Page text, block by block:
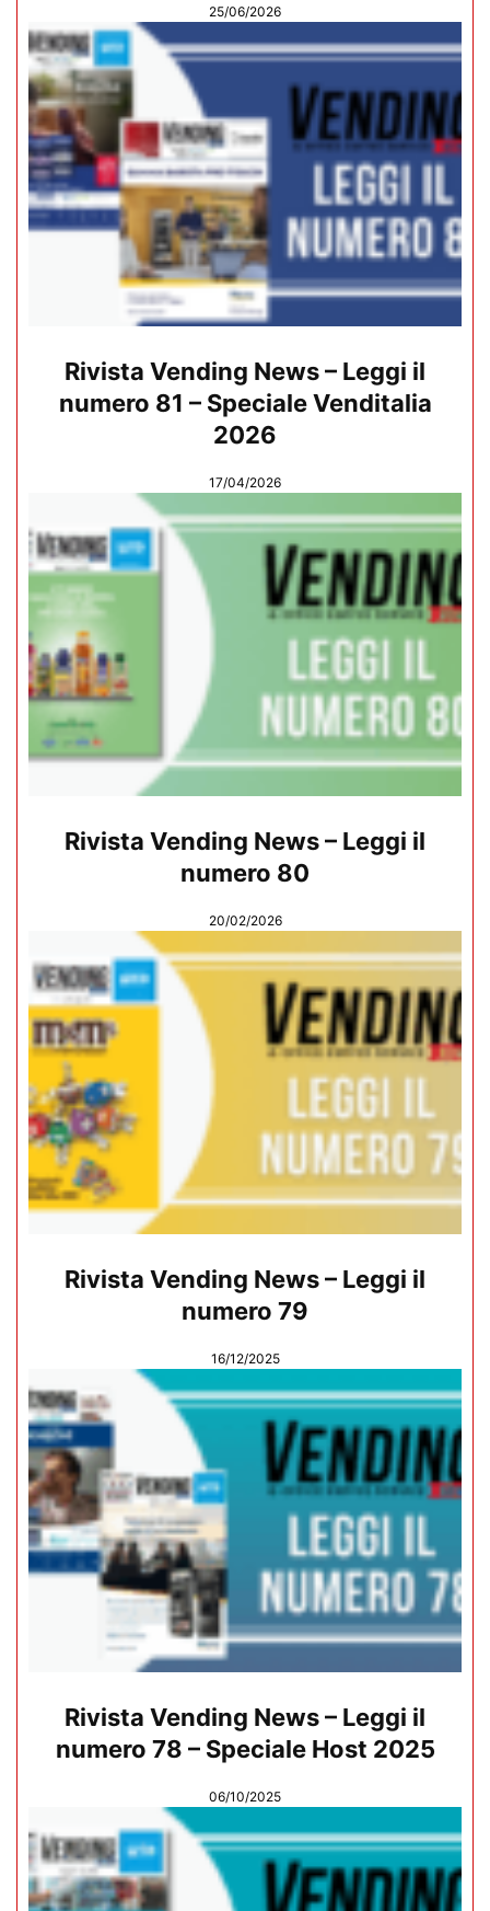
25/06/2026
Rivista Vending News – Leggi il
numero 81 – Speciale Venditalia
2026
17/04/2026
Rivista Vending News – Leggi il
numero 80
20/02/2026
Rivista Vending News – Leggi il
numero 79
16/12/2025
Rivista Vending News – Leggi il
numero 78 – Speciale Host 2025
06/10/2025